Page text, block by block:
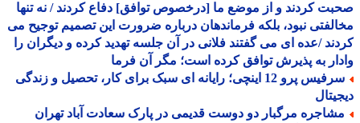
کردند و از موضع ما [درخصوص توافق] دفاع کردند / نه تنها
نبود، بلکه فرماندهان درباره ضرورت این تصمیم توجیح می
/عده ای می گفتند فلانی در آن جلسه تهدید کرده و دیگران را
به پذیرش توافق کرده است؛ مگر آن فرما
سرفیس پرو 12 اینچی؛ رایانه ای سبک برای کار، تحصیل و زندگی
مرگبار دو دوست قدیمی در پارک سعادت آباد تهران